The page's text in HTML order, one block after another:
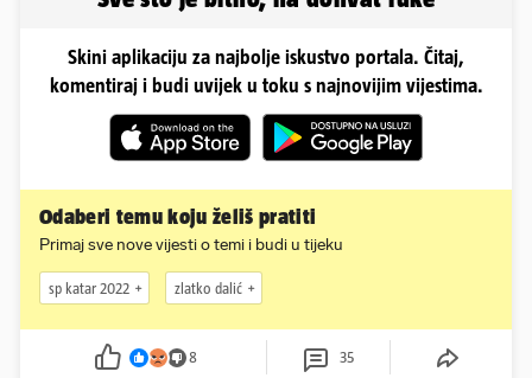
Skini aplikaciju za najbolje iskustvo portala. Čitaj,
komentiraj i budi uvijek u toku s najnovijim vijestima.
Odaberi temu koju želiš pratiti
Primaj sve nove vijesti o temi i budi u tijeku
sp katar 2022 zlatko dalić
8 35